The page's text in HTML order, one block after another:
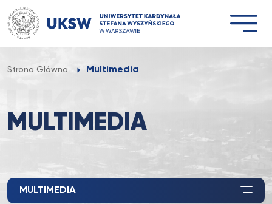
Przejdź
do
treści
Strona Główna Multimedia
MULTIMEDIA
MULTIMEDIA